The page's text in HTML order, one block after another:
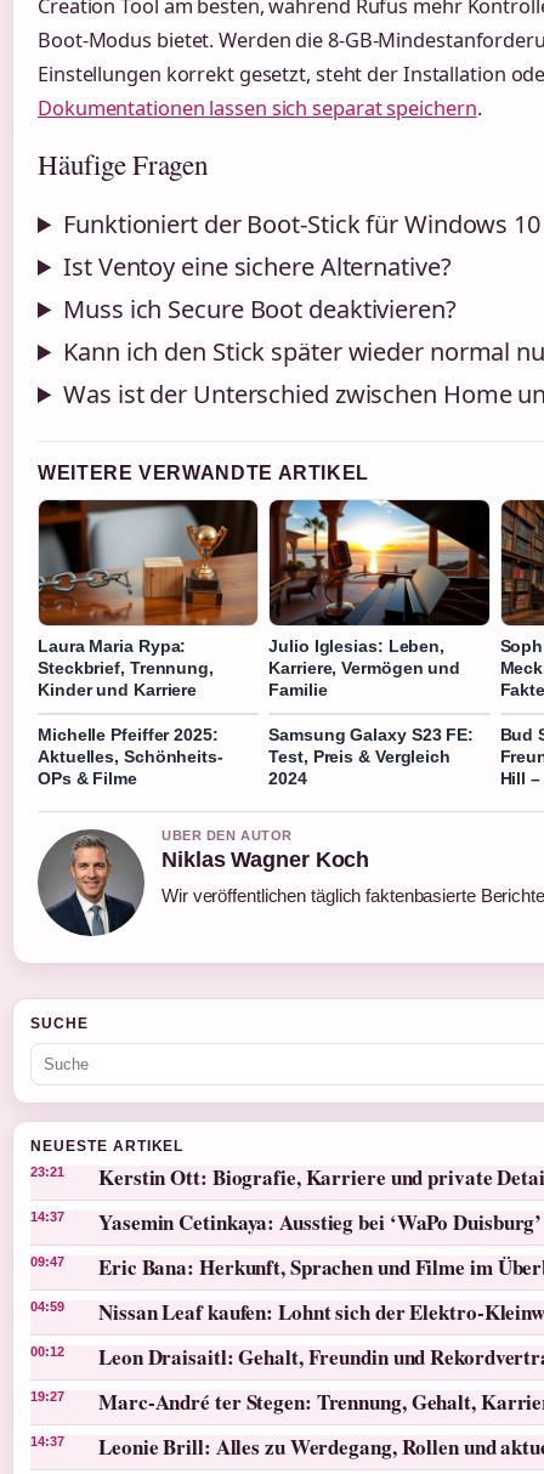
Creation Tool am besten, während Rufus mehr
Boot-Modus bietet. Werden die 8-GB-
Einstellungen korrekt gesetzt, steht der Installation
Dokumentationen lassen sich separat speichern.
Häufige Fragen
Funktioniert der Boot-Stick für Windows 10
Ist Ventoy eine sichere Alternative?
Muss ich Secure Boot deaktivieren?
Kann ich den Stick später wieder normal
Was ist der Unterschied zwischen Home
WEITERE VERWANDTE ARTIKEL
Laura Maria Rypa:
Steckbrief, Trennung,
Kinder und Karriere
Julio Iglesias: Leben,
Karriere, Vermögen und
Familie
Michelle Pfeiffer 2025:
Aktuelles, Schönheits-
OPs & Filme
Samsung Galaxy S23 FE:
Test, Preis & Vergleich
2024
Bud
Hill
UBER DEN AUTOR
Niklas Wagner Koch
Wir veröffentlichen täglich faktenbasierte
SUCHE
NEUESTE ARTIKEL
23:21 Kerstin Ott: Biografie, Karriere und private
14:37 Yasemin Cetinkaya: Ausstieg bei ‘WaPo
09:47 Eric Bana: Herkunft, Sprachen und Filme im
04:59 Nissan Leaf kaufen: Lohnt sich der Elektro-
00:12 Leon Draisaitl: Gehalt, Freundin und
19:27 Marc-André ter Stegen: Trennung, Gehalt,
14:37 Leonie Brill: Alles zu Werdegang, Rollen und